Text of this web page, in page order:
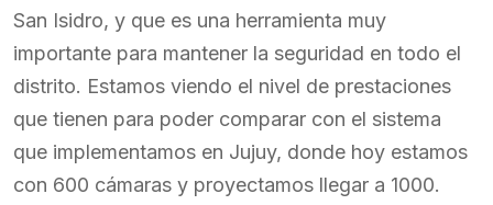
San Isidro, y que es una herramienta muy
importante para mantener la seguridad en todo el
distrito. Estamos viendo el nivel de prestaciones
que tienen para poder comparar con el sistema
que implementamos en Jujuy, donde hoy estamos
con 600 cámaras y proyectamos llegar a 1000.